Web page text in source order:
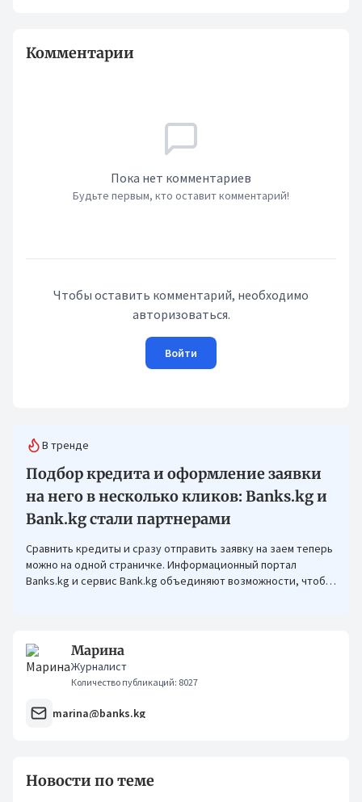
Комментарии
Пока нет комментариев
Будьте первым, кто оставит комментарий!
Чтобы оставить комментарий, необходимо
авторизоваться.
Войти
В тренде
Подбор кредита и оформление заявки
на него в несколько кликов: Banks.kg и
Bank.kg стали партнерами
Сравнить кредиты и сразу отправить заявку на заем теперь
можно на одной страничке. Информационный портал
Banks.kg и сервис Bank.kg объединяют возможности, чтобы
Марина
Журналист
Количество публикаций: 8027
marina@banks.kg
Новости по теме